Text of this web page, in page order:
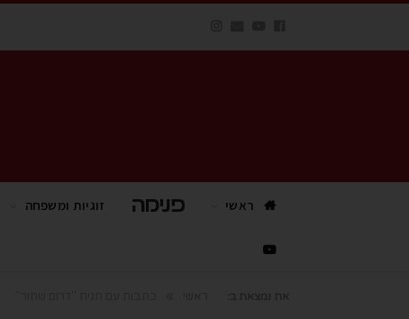
ראשי פנימה TV זוגיות ומשפחה